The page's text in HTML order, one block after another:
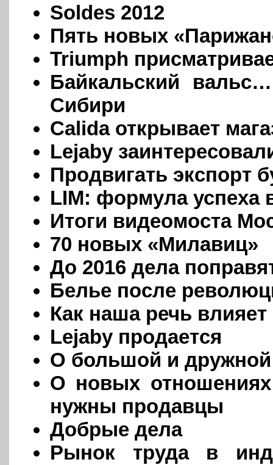
Soldes 2012
Пять новых
Triumph
Байкальский
Сибири
Calida открывает
Lejaby
Продвигать экспорт
LIM: формула успеха
Итоги видеомоста
70 новых «Милавиц»
До 2016 дела
Белье после
Как наша речь
Lejaby продается
О большой и
О новых
нужны продавцы
Добрые дела
Рынок труда в